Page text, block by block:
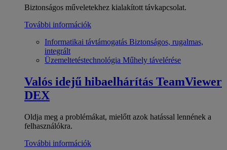
Biztonságos műveletekhez kialakított távkapcsolat.
További információk
Informatikai távtámogatás Biztonságos, rugalmas,
integrált
Üzemeltetéstechnológia Műhely távelérése
Valós idejű hibaelhárítás TeamViewer
DEX
Oldja meg a problémákat, mielőtt azok hatással lennének a
felhasználókra.
További információk